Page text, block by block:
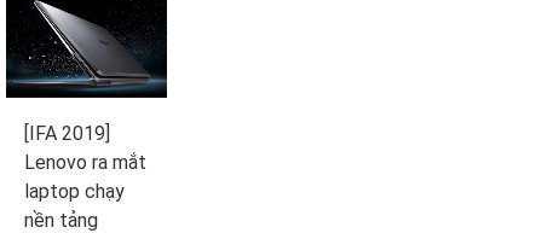
[IFA 2019]
Lenovo ra mắt
laptop chạy
nền tảng